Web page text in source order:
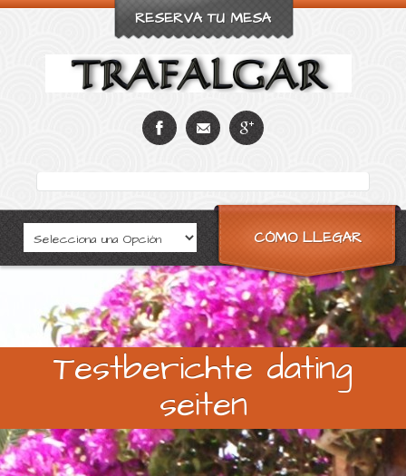
RESERVA TU MESA
CÓMO LLEGAR
Testberichte dating
seiten